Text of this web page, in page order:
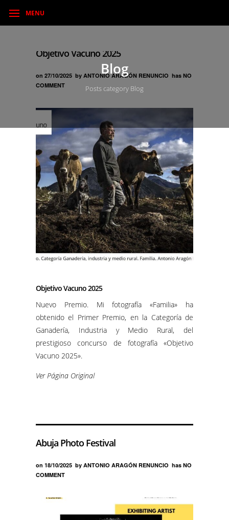
MENU
Blog
Posts category Blog
Objetivo Vacuno 2025
on 27/10/2025 by ANTONIO ARAGÓN RENUNCIO has NO
COMMENT
Objetivo Vacuno 2025
Nuevo Premio. Mi fotografía «Familia» ha
obtenido el Primer Premio, en la Categoría de
Ganadería, Industria y Medio Rural, del
prestigioso concurso de fotografía «Objetivo
Vacuno 2025».
Ver Página Original
Abuja Photo Festival
on 18/10/2025 by ANTONIO ARAGÓN RENUNCIO has NO
COMMENT